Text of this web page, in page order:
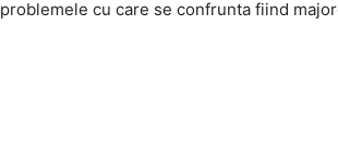
problemele cu care se confrunta fiind